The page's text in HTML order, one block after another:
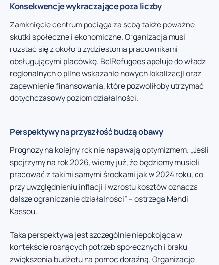
Konsekwencje wykraczające poza liczby
Zamknięcie centrum pociąga za sobą także poważne
skutki społeczne i ekonomiczne. Organizacja musi
rozstać się z około trzydziestoma pracownikami
obsługującymi placówkę. BelRefugees apeluje do władz
regionalnych o pilne wskazanie nowych lokalizacji oraz
zapewnienie finansowania, które pozwoliłoby utrzymać
dotychczasowy poziom działalności.
Perspektywy na przyszłość budzą obawy
Prognozy na kolejny rok nie napawają optymizmem. „Jeśli
spojrzymy na rok 2026, wiemy już, że będziemy musieli
pracować z takimi samymi środkami jak w 2024 roku, co
przy uwzględnieniu inflacji i wzrostu kosztów oznacza
dalsze ograniczanie działalności” – ostrzega Mehdi
Kassou.
Taka perspektywa jest szczególnie niepokojąca w
kontekście rosnących potrzeb społecznych i braku
zwiększenia budżetu na pomoc doraźną. Organizacje